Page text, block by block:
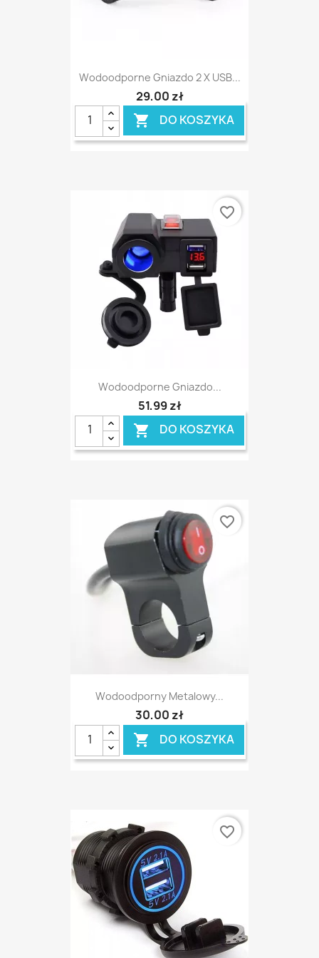
Wodoodporne Gniazdo 2 X USB...
29,00 zł
 DO KOSZYKA
Wodoodporne Gniazdo...
51,99 zł
 DO KOSZYKA
favorite_border
Wodoodporny Metalowy...
30,00 zł
 DO KOSZYKA
favorite_border
favorite_border